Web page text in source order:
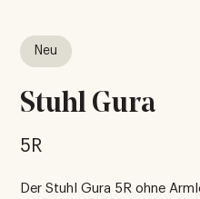
Neu
Stuhl Gura
5R
Der Stuhl Gura 5R ohne